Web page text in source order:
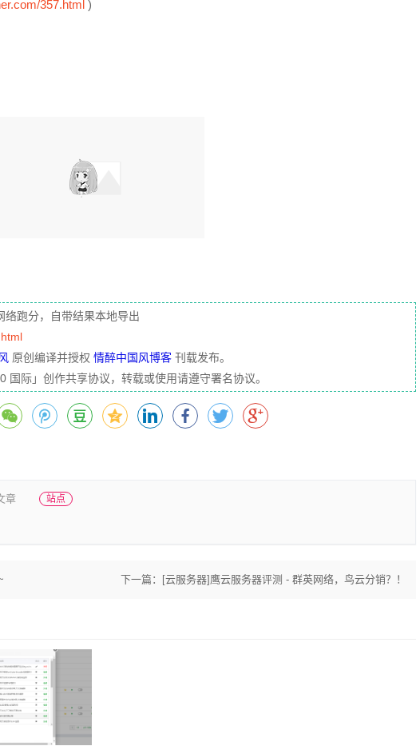
357.html )
跑分，自带结果本地导出
原创编译并授权 情醉中国风博客 刊载发布。
国际」创作共享协议，转载或使用请遵守署名协议。
章
站点
下一篇： [云服务器]鹰云服务器评测 - 群英网络，鸟云分销？！